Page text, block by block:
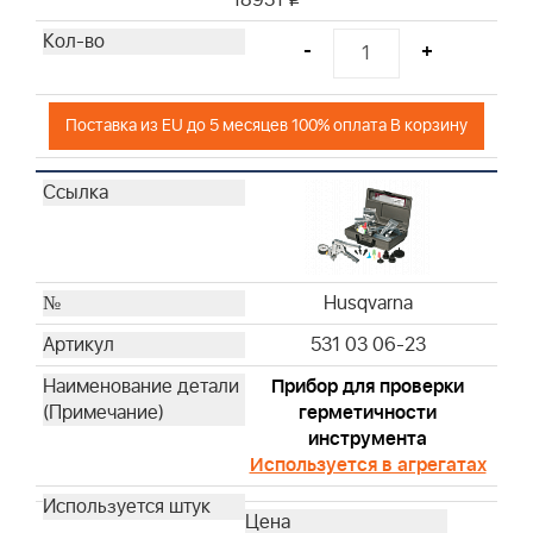
Husqvarna
Husqvarna
Husqvarna
Husqvarna
Husqvarna
Husqvarna
Husqvarna
Husqvarna
Husqvarna
Husqvarna
Husqvarna
Husqvarna
Husqvarna
Husqvarna
Husqvarna
- +
Поставка из EU до 5 месяцев 100% оплата В корзину
Husqvarna
531 03 06-23
Прибор для проверки
герметичности
инструмента
Используется в агрегатах